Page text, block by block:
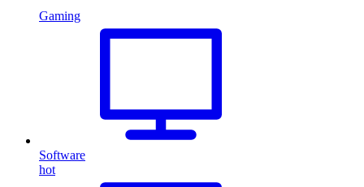
Gaming
Software
hot